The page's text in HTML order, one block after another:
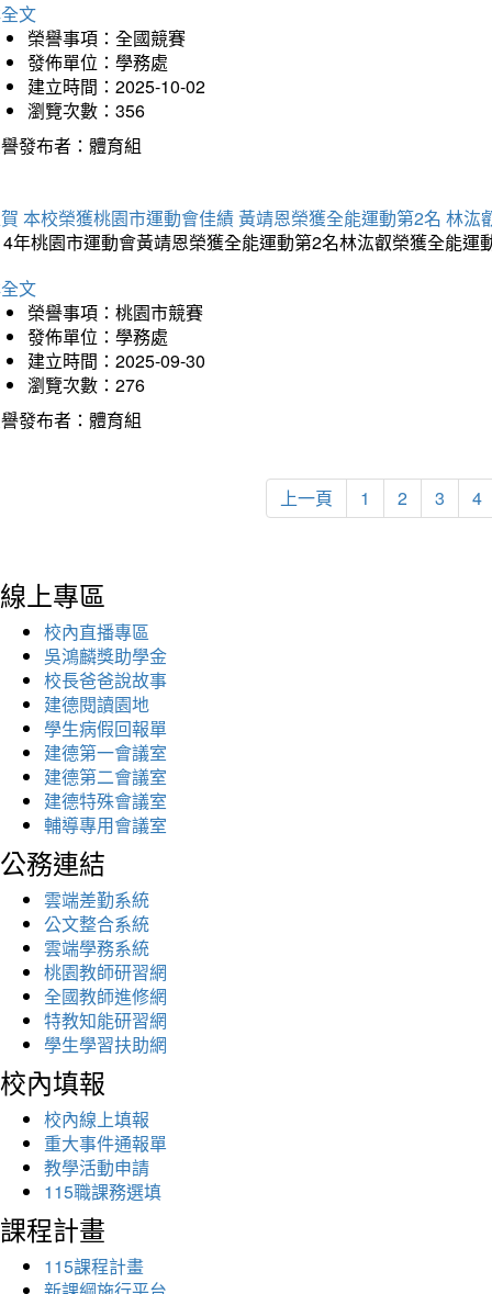
文
榮譽事項：全國競賽
發佈單位：學務處
建立時間：2025-10-02
瀏覽次數：356
發布者：體育組
本校榮獲桃園市運動會佳績 黃靖恩榮獲全能運動第2名 林汯
年桃園市運動會黃靖恩榮獲全能運動第2名林汯叡榮獲全能運
文
榮譽事項：桃園市競賽
發佈單位：學務處
建立時間：2025-09-30
瀏覽次數：276
發布者：體育組
上一頁 1 2 3 4
線上專區
校內直播專區
吳鴻麟獎助學金
校長爸爸說故事
建德閱讀園地
學生病假回報單
建德第一會議室
建德第二會議室
建德特殊會議室
輔導專用會議室
公務連結
雲端差勤系統
公文整合系統
雲端學務系統
桃園教師研習網
全國教師進修網
特教知能研習網
學生學習扶助網
校內填報
校內線上填報
重大事件通報單
教學活動申請
115職課務選填
課程計畫
115課程計畫